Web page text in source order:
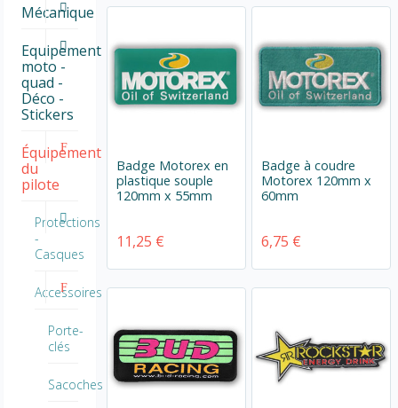
Badge Motorex en
plastique souple
120mm x 55mm
11,25 €
Badge à coudre
Motorex 120mm x
60mm
6,75 €
Mécanique
Equipement
moto -
quad -
Déco -
Stickers
Équipement
du
pilote
Protections
-
Casques
Accessoires
Porte-
clés
Sacoches